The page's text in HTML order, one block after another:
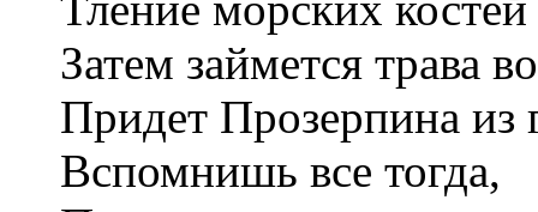
Затем займeтся трава
Придeт Прозерпина из
Вспомнишь всe тогда,